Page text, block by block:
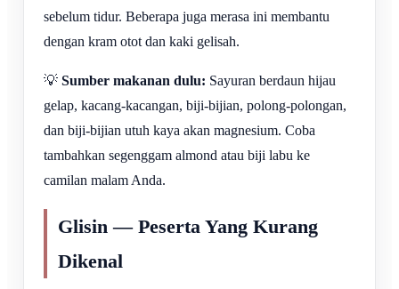
sebelum tidur. Beberapa juga merasa ini membantu
dengan kram otot dan kaki gelisah.
💡 Sumber makanan dulu: Sayuran berdaun hijau
gelap, kacang-kacangan, biji-bijian, polong-polongan,
dan biji-bijian utuh kaya akan magnesium. Coba
tambahkan segenggam almond atau biji labu ke
camilan malam Anda.
Glisin — Peserta Yang Kurang
Dikenal